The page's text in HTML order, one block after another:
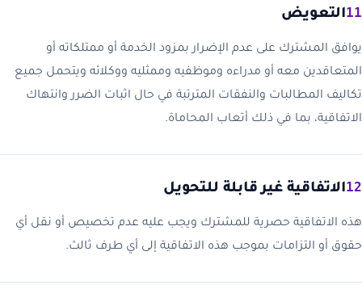
11التعويض
يوافق المشترك على عدم الإضرار بمزود الخدمة أو ممتلكاته أو
المتعاقدين معه أو مدراءه وموظفيه وممثليه ووكلائه ويتحمل جميع
تكاليف المطالبات والنفقات المترتبة في حال اثبات الضرر وانتهاك
الاتفاقية، بما في ذلك أتعاب المحاماة.
12الاتفاقية غير قابلة للتحويل
هذه الاتفاقية حصرية للمشترك ويجب عليه عدم تخصيص أو نقل أي
حقوق أو التزامات بموجب هذه الاتفاقية إلى أي طرف ثالث.